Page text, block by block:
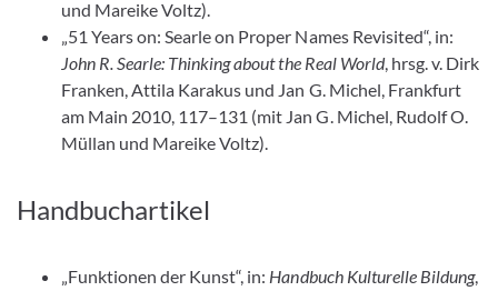
und Mareike Voltz).
„51 Years on: Searle on Proper Names Revisited“, in:
John R. Searle: Thinking about the Real World, hrsg. v. Dirk
Franken, Attila Karakus und Jan G. Michel, Frankfurt
am Main 2010, 117–131 (mit Jan G. Michel, Rudolf O.
Müllan und Mareike Voltz).
Handbuchartikel
„Funktionen der Kunst“, in: Handbuch Kulturelle Bildung,